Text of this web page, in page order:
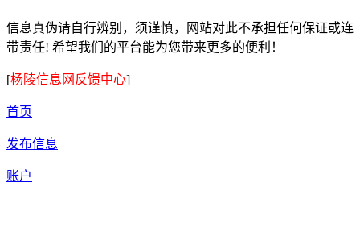
信息真伪请自行辨别，须谨慎，网站对此不承担任何保证或连
带责任! 希望我们的平台能为您带来更多的便利！
[杨陵信息网反馈中心]
首页
发布信息
账户